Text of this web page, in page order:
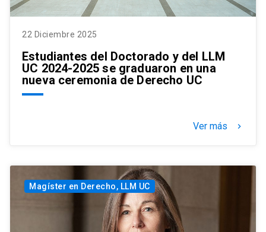
22 Diciembre 2025
Estudiantes del Doctorado y del LLM
UC 2024-2025 se graduaron en una
nueva ceremonia de Derecho UC
Ver más keyboard_arrow_right
Magíster en Derecho, LLM UC